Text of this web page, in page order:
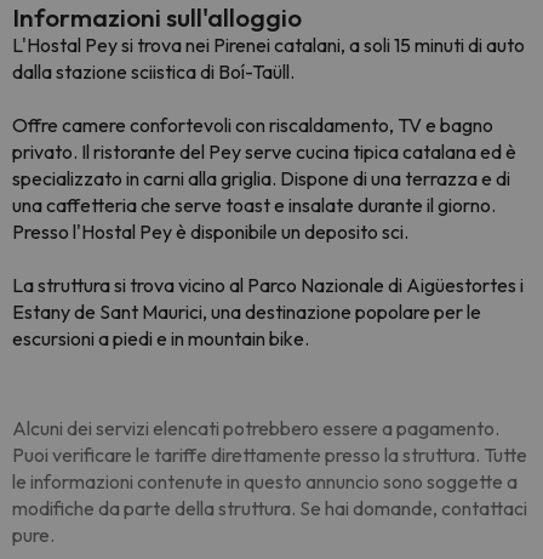
Informazioni sull'alloggio
L'Hostal Pey si trova nei Pirenei catalani, a soli 15 minuti di auto
dalla stazione sciistica di Boí-Taüll.
Offre camere confortevoli con riscaldamento, TV e bagno
privato. Il ristorante del Pey serve cucina tipica catalana ed è
specializzato in carni alla griglia. Dispone di una terrazza e di
una caffetteria che serve toast e insalate durante il giorno.
Presso l'Hostal Pey è disponibile un deposito sci.
La struttura si trova vicino al Parco Nazionale di Aigüestortes i
Estany de Sant Maurici, una destinazione popolare per le
escursioni a piedi e in mountain bike.
Alcuni dei servizi elencati potrebbero essere a pagamento.
Puoi verificare le tariffe direttamente presso la struttura. Tutte
le informazioni contenute in questo annuncio sono soggette a
modifiche da parte della struttura. Se hai domande, contattaci
pure.